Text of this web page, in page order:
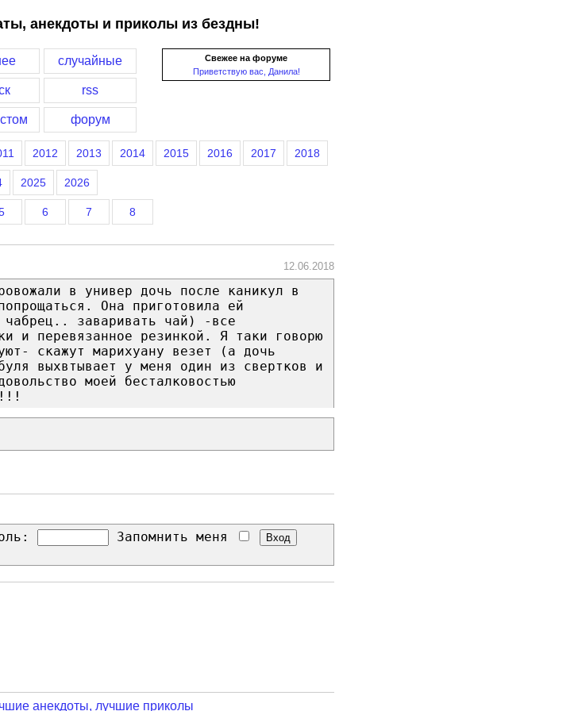
анекдоты и приколы из бездны!
Свежее на форуме
Приветствую вас, Данила!
случайные
rss
форум
2012 2013 2014 2015 2016 2017 2018
2025 2026
6 7 8
12.06.2018
в универ дочь после каникул в
Она приготовила ей
чабрец.. заваривать чай) -все
и перевязанное резинкой. Я таки говорю
скажут марихуану везет (а дочь
выхвтывает у меня один из свертков и
моей бесталковостью
Запомнить меня
анекдоты, лучшие приколы